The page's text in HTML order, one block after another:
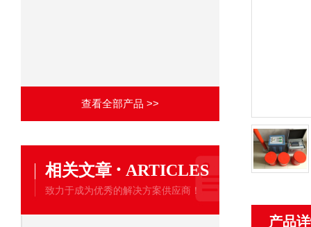
查看全部产品 >>
相关文章 · ARTICLES
致力于成为优秀的解决方案供应商！
产品